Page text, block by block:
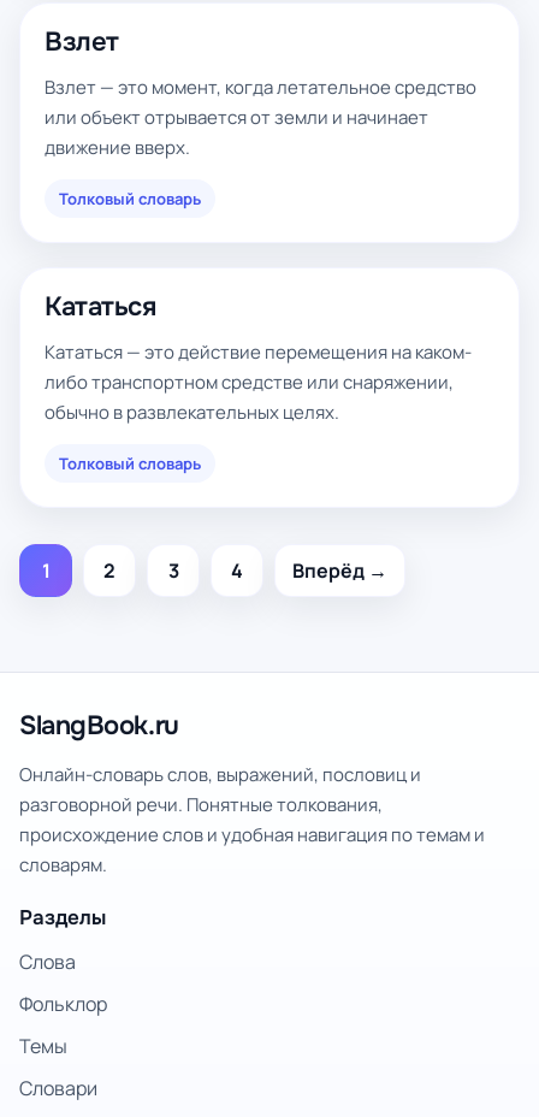
Взлет
Взлет — это момент, когда летательное средство
или объект отрывается от земли и начинает
движение вверх.
Толковый словарь
Кататься
Кататься — это действие перемещения на каком-
либо транспортном средстве или снаряжении,
обычно в развлекательных целях.
Толковый словарь
1 2 3 4 Вперёд →
SlangBook.ru
Онлайн-словарь слов, выражений, пословиц и
разговорной речи. Понятные толкования,
происхождение слов и удобная навигация по темам и
словарям.
Разделы
Слова
Фольклор
Темы
Словари